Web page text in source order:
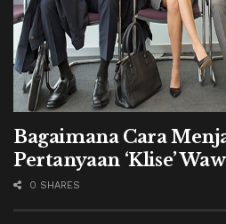
Bagaimana Cara
Pertanyaan ‘Klise’
0 SHARES